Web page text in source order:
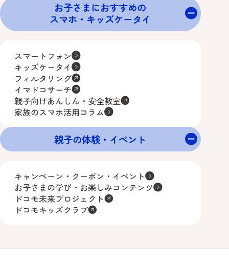
お子さまにおすすめの
スマホ・キッズケータイ
スマートフォン
キッズケータイ
フィルタリング
イマドコサーチ
親子向けあんしん・安全教室
家族のスマホ活用コラム
親子の体験・イベント
キャンペーン・クーポン・イベント
お子さまの学び・お楽しみコンテンツ
ドコモ未来プロジェクト
ドコモキッズクラブ